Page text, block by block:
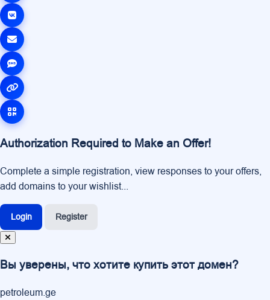
Authorization Required to Make an Offer!
Complete a simple registration, view responses to your offers,
add domains to your wishlist...
Login Register
Вы уверены, что хотите купить этот домен?
petroleum.ge